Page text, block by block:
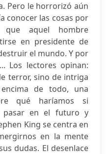
Pero le horrorizó aún
conocer las cosas por
que aquel hombre
en presidente de
el mundo. Y por
Los lectores opinan:
terror, sino de intriga
de todo, una
qué haríamos si
pasar en el futuro y
King se centra en
en la mente
dudas. El desenlace